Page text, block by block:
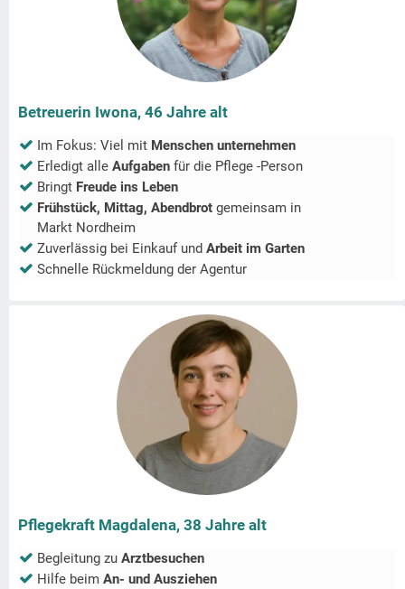
Betreuerin Iwona, 46 Jahre alt
Im Fokus: Viel mit Menschen unternehmen
Erledigt alle Aufgaben für die Pflege -Person
Bringt Freude ins Leben
Frühstück, Mittag, Abendbrot gemeinsam in
Markt Nordheim
Zuverlässig bei Einkauf und Arbeit im Garten
Schnelle Rückmeldung der Agentur
Pflegekraft Magdalena, 38 Jahre alt
Begleitung zu Arztbesuchen
Hilfe beim An- und Ausziehen